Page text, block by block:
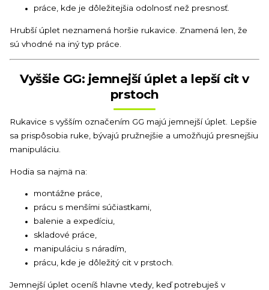
práce, kde je dôležitejšia odolnosť než presnosť.
Hrubší úplet neznamená horšie rukavice. Znamená len, že
sú vhodné na iný typ práce.
Vyššie GG: jemnejší úplet a lepší cit v
prstoch
Rukavice s vyšším označením GG majú jemnejší úplet. Lepšie
sa prispôsobia ruke, bývajú pružnejšie a umožňujú presnejšiu
manipuláciu.
Hodia sa najmä na:
montážne práce,
prácu s menšími súčiastkami,
balenie a expedíciu,
skladové práce,
manipuláciu s náradím,
prácu, kde je dôležitý cit v prstoch.
Jemnejší úplet oceníš hlavne vtedy, keď potrebuješ v